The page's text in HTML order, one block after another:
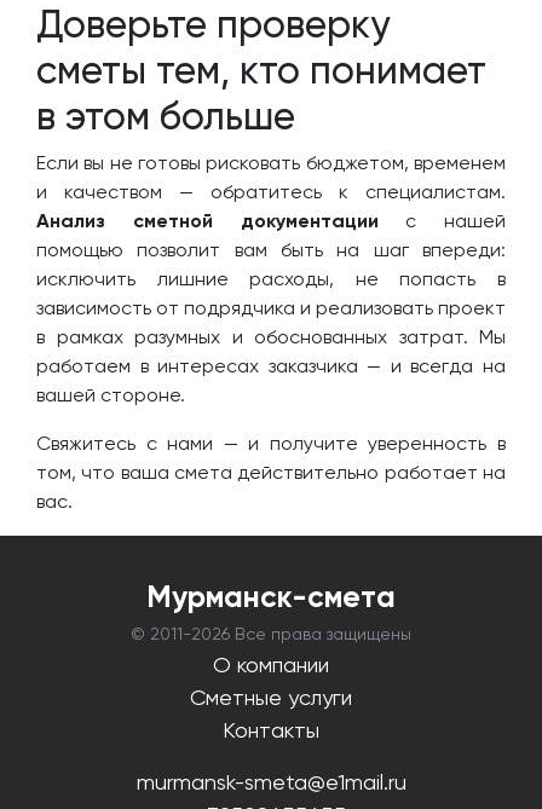
Доверьте проверку
сметы тем, кто понимает
в этом больше
Если вы не готовы рисковать бюджетом, временем
и качеством — обратитесь к специалистам.
Анализ сметной документации с нашей
помощью позволит вам быть на шаг впереди:
исключить лишние расходы, не попасть в
зависимость от подрядчика и реализовать проект
в рамках разумных и обоснованных затрат. Мы
работаем в интересах заказчика — и всегда на
вашей стороне.
Свяжитесь с нами — и получите уверенность в
том, что ваша смета действительно работает на
вас.
Мурманск-смета
© 2011-2026 Все права защищены
О компании
Сметные услуги
Контакты
murmansk-smeta@e1mail.ru